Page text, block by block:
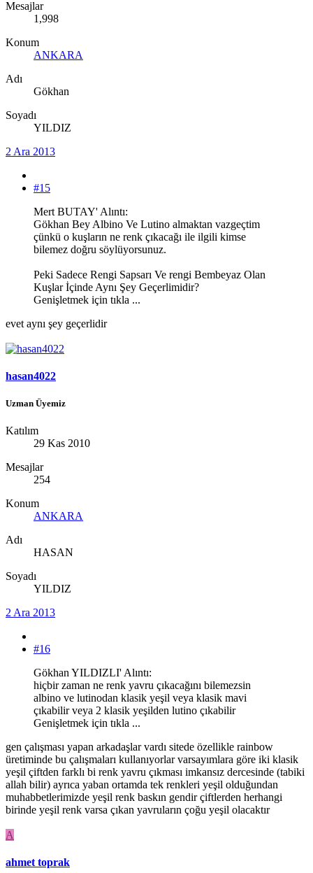
Mesajlar
1,998
Konum
ANKARA
Adı
Gökhan
Soyadı
YILDIZ
2 Ara 2013
#15
Mert BUTAY' Alıntı:
Gökhan Bey Albino Ve Lutino almaktan vazgeçtim
çünkü o kuşların ne renk çıkacağı ile ilgili kimse
bilemez doğru söylüyorsunuz.
Peki Sadece Rengi Sapsarı Ve rengi Bembeyaz Olan
Kuşlar İçinde Aynı Şey Geçerlimidir?
Genişletmek için tıkla ...
evet aynı şey geçerlidir
hasan4022
Uzman Üyemiz
Katılım
29 Kas 2010
Mesajlar
254
Konum
ANKARA
Adı
HASAN
Soyadı
YILDIZ
2 Ara 2013
#16
Gökhan YILDIZLI' Alıntı:
hiçbir zaman ne renk yavru çıkacağını bilemezsin
albino ve lutinodan klasik yeşil veya klasik mavi
çıkabilir veya 2 klasik yeşilden lutino çıkabilir
Genişletmek için tıkla ...
gen çalışması yapan arkadaşlar vardı sitede özellikle rainbow
üretiminde bu çalışmaları kullanıyorlar varsayımlara göre iki klasik
yeşil çiftden farklı bi renk yavru çıkması imkansız dercesinde (tabiki
allah bilir) ayrıca yaban ortamda tek renkleri yeşil olduğundan
muhabbetlerimizde yeşil renk baskın gendir çiftlerden herhangi
birinde yeşil renk varsa çıkan yavruların çoğu yeşil olacaktır
A
ahmet toprak